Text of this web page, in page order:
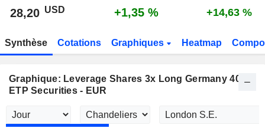
28,20 USD +1,35 % +14,63 %
Synthèse Cotations Graphiques Heatmap
Graphique: Leverage Shares 3x Long Germany 40
ETP Securities - EUR